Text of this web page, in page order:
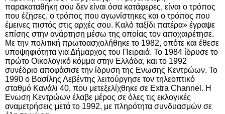
παρακαταθήκη σου δεν είναι όσα κατάφερες, είναι ο τρόπος
που έζησες, ο τρόπος που αγωνίστηκες και ο τρόπος που
έμεινες πιστός στις αρχές σου. Καλό ταξίδι πατέρα» έγραψε
επίσης στην ανάρτηση μέσω της οποίας τον αποχαιρέτησε.
Με την πολιτική πρωτοασχολήθηκε το 1982, οπότε και έθεσε
υποψηφιότητα για Δήμαρχος του Πειραιά. Το 1984 ίδρυσε το
πρώτο Οικολογικό κόμμα στην Ελλάδα, και το 1992
συνέδριο αποφάσισε την ίδρυση της Ενωσης Κεντρώων. Το
1990 ο Βασίλης Λεβέντης λειτούργησε τον τηλεοπτικό
σταθμό Κανάλι 40, που μετεξελίχθηκε σε Extra Channel . Η
Ενωση Κεντρώων έλαβε μέρος σε όλες τις εκλογικές
αναμετρήσεις μετά το 1992, με πληρότητα συνδυασμών σε